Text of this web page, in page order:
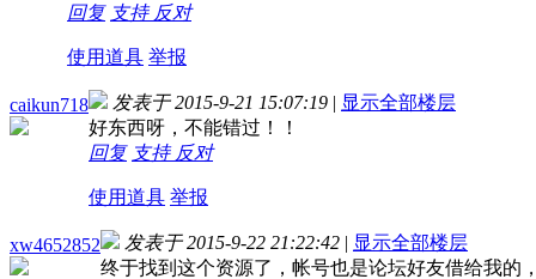
回复 支持 反对
使用道具 举报
caikun718 发表于 2015-9-21 15:07:19 | 显示全部楼层
好东西呀，不能错过！！
回复 支持 反对
使用道具 举报
xw4652852 发表于 2015-9-22 21:22:42 | 显示全部楼层
终于找到这个资源了，帐号也是论坛好友借给我的